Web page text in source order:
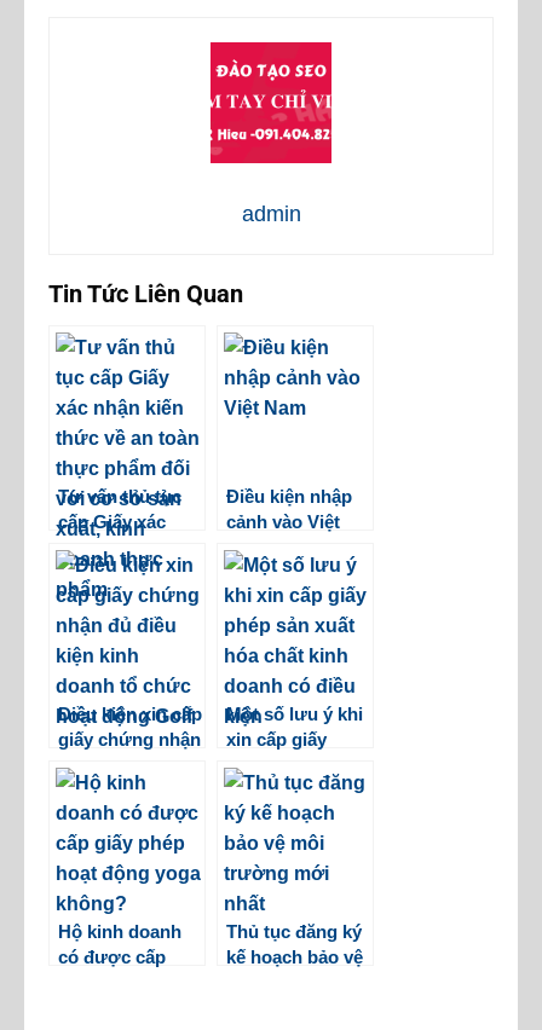
admin
Tin Tức Liên Quan
Tư vấn thủ tục
cấp Giấy xác
nhận kiến thức
về an toàn thực
phẩm đối với cơ
sở sản xuất, kinh
doanh thực
phẩm
Điều kiện nhập
cảnh vào Việt
Nam
Điều kiện xin cấp
giấy chứng nhận
đủ điều kiện kinh
doanh tổ chức
hoạt động Golf
Một số lưu ý khi
xin cấp giấy
phép sản xuất
hóa chất kinh
doanh có điều
kiện
Hộ kinh doanh
có được cấp
Thủ tục đăng ký
kế hoạch bảo vệ